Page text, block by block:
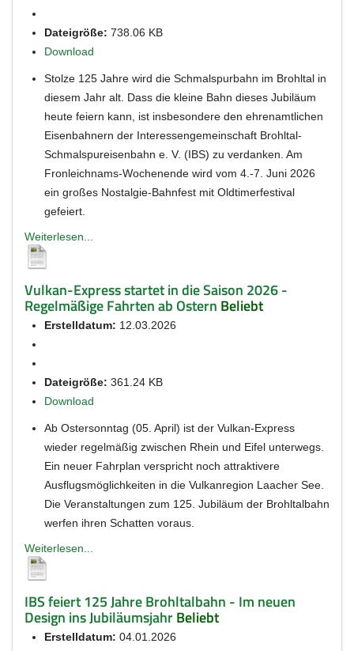
Dateigröße: 738.06 KB
Download
Stolze 125 Jahre wird die Schmalspurbahn im Brohltal in
diesem Jahr alt. Dass die kleine Bahn dieses Jubiläum
heute feiern kann, ist insbesondere den ehrenamtlichen
Eisenbahnern der Interessengemeinschaft Brohltal-
Schmalspureisenbahn e. V. (IBS) zu verdanken. Am
Fronleichnams-Wochenende wird vom 4.-7. Juni 2026
ein großes Nostalgie-Bahnfest mit Oldtimerfestival
gefeiert.
Weiterlesen...
Vulkan-Express startet in die Saison 2026 -
Regelmäßige Fahrten ab Ostern Beliebt
Erstelldatum: 12.03.2026
Dateigröße: 361.24 KB
Download
Ab Ostersonntag (05. April) ist der Vulkan-Express
wieder regelmäßig zwischen Rhein und Eifel unterwegs.
Ein neuer Fahrplan verspricht noch attraktivere
Ausflugsmöglichkeiten in die Vulkanregion Laacher See.
Die Veranstaltungen zum 125. Jubiläum der Brohltalbahn
werfen ihren Schatten voraus.
Weiterlesen...
IBS feiert 125 Jahre Brohltalbahn - Im neuen
Design ins JubiläumsjahrBeliebt
Erstelldatum: 04.01.2026